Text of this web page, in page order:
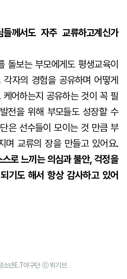
께서도 자주 교류하고계신가
돌보는 부모에게도 평생교육이
자의 경험을 공유하며 어떻게
어하는지 공유하는 것이 꼭 필
전을 위해 부모들도 성장할 수
은 선수들이 모이는 것 만큼 부
며 교류의 장을 만들고 있어요.
로 느끼는 의심과 불안, 걱정을
기도 해서 항상 감사하고 있어
소년E.T야구단 ⓒ 위기브